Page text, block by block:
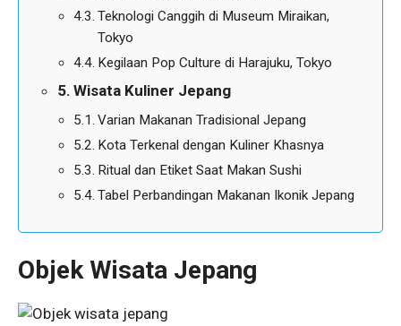
Teknologi Canggih di Museum Miraikan,
Tokyo
Kegilaan Pop Culture di Harajuku, Tokyo
Wisata Kuliner Jepang
Varian Makanan Tradisional Jepang
Kota Terkenal dengan Kuliner Khasnya
Ritual dan Etiket Saat Makan Sushi
Tabel Perbandingan Makanan Ikonik Jepang
Objek Wisata Jepang